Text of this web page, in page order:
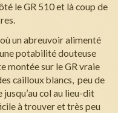
le GR 510 et là coup de
un abreuvoir alimenté
potabilité douteuse
montée sur le GR vraie
cailloux blancs, peu de
jusqu’au col au lieu-dit
à trouver et très peu